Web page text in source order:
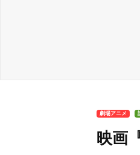
劇場アニメ
映画